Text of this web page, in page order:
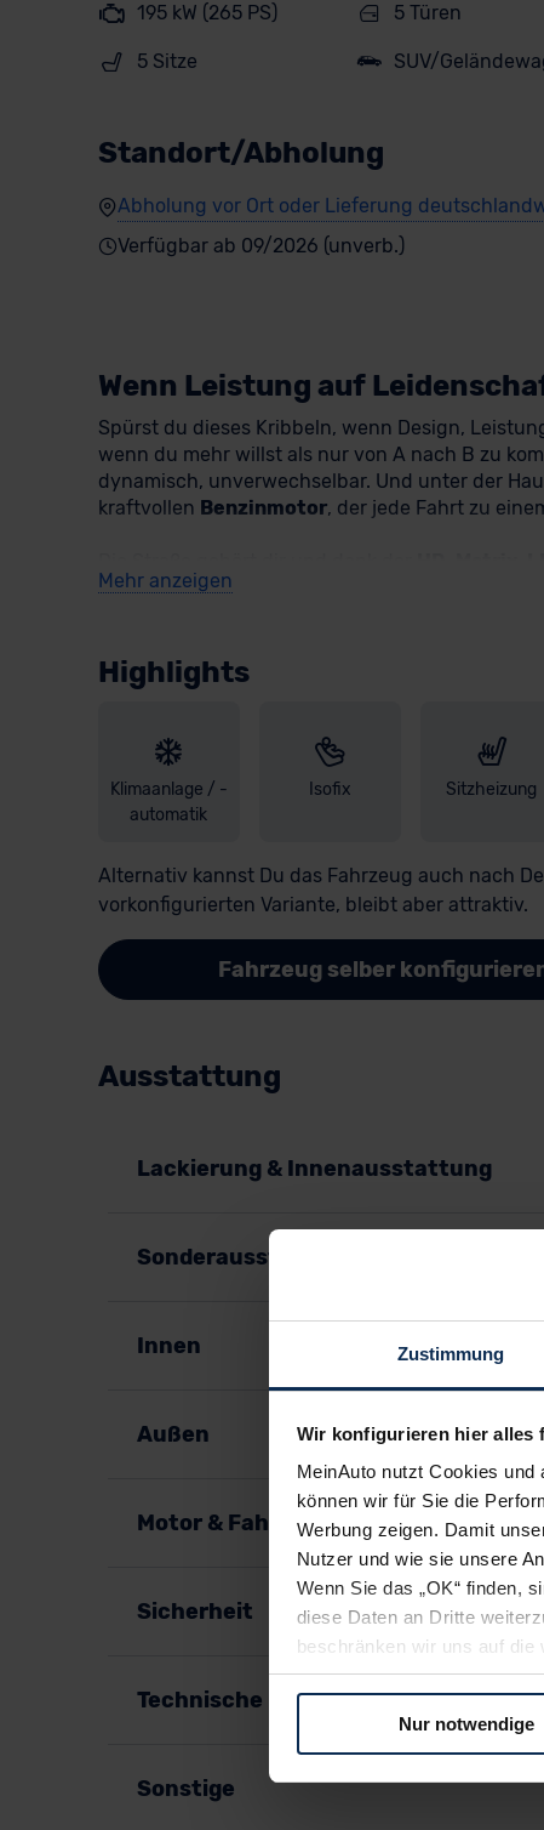
Zustimmung
Wir konfigurieren hier alles
MeinAuto nutzt Cookies und
können wir für Sie die
Werbung zeigen. Damit
Nutzer und wie sie unsere
Wenn Sie das „OK“ finden,
diese Daten an Dritte
beschränken wir uns auf die
Sie somit nicht perfekt auf
Nur notwendige
195 kW (265 PS) 5 Türen
5 Sitze SUV/
Standort/Abholung
Abholung vor Ort oder Lieferung
Verfügbar ab 09/2026 (unverb.)
Wenn Leistung auf
Spürst du dieses Kribbeln, wenn Design,
wenn du mehr willst als nur von A nach B zu
dynamisch, unverwechselbar. Und unter der
kraftvollen Benzinmotor, der jede Fahrt zu
Sounderlebnis der Extraklasse mit dem
Sicherheit geben. Komfort? Auf einem neuen
Vordersitze
zusätzliche Sicherheit.
Also worauf wartest Du noch? Entdecke
zusätzlich von der optionalen Haustürlieferung!
Mehr anzeigen
Highlights
Klimaanlage / -
automatik
Isofix Sitzheizung
Alternativ kannst Du das Fahrzeug auch nach
vorkonfigurierten Variante, bleibt aber attraktiv.
Fahrzeug selber
Ausstattung
Lackierung & Innenausstattung
Sonderausstattung
Innen
Außen
Motor & Fahrspaß
Sicherheit
Technische Details
Sonstige